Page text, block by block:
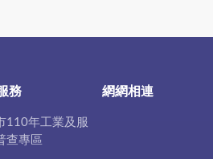
務
110年工業及服
查專區
網網相連